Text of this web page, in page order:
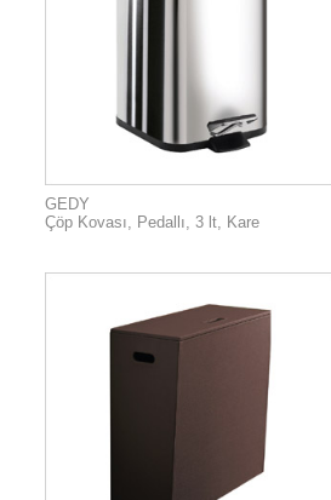
GEDY
Çöp Kovası, Pedallı, 3 lt, Kare